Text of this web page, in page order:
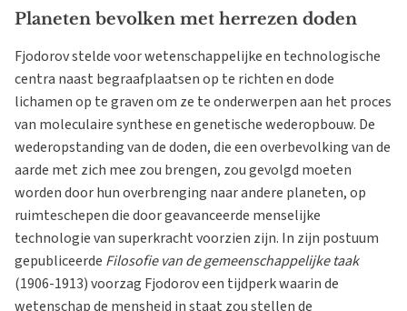
Planeten bevolken met herrezen doden
Fjodorov stelde voor wetenschappelijke en technologische
centra naast begraafplaatsen op te richten en dode
lichamen op te graven om ze te onderwerpen aan het proces
van moleculaire synthese en genetische wederopbouw. De
wederopstanding van de doden, die een overbevolking van de
aarde met zich mee zou brengen, zou gevolgd moeten
worden door hun overbrenging naar andere planeten, op
ruimteschepen die door geavanceerde menselijke
technologie van superkracht voorzien zijn. In zijn postuum
gepubliceerde Filosofie van de gemeenschappelijke taak
(1906-1913) voorzag Fjodorov een tijdperk waarin de
wetenschap de mensheid in staat zou stellen de